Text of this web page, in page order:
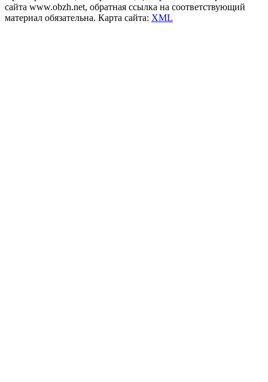
сайта www.obzh.net, обратная ссылка на соответствующий
материал обязательна. Карта сайта: XML